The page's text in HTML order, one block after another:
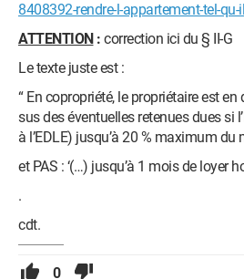
8408392-rendre-l-appartement-tel-
ATTENTION: correction ici du § II-G
Le texte juste est :
“ En copropriété, le propriétaire est en
sus des éventuelles retenues dues si
à l’EDLE) jusqu’à 20 % maximum
et PAS : ‘(…) jusqu’à 1 mois de loyer
.
cdt.
0